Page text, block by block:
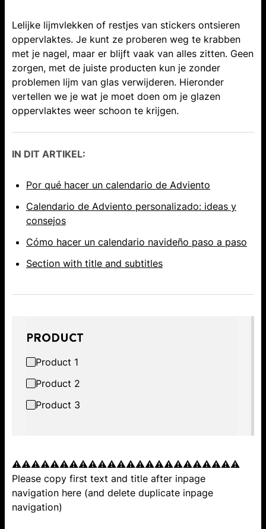
Lelijke lijmvlekken of restjes van stickers ontsieren
oppervlaktes. Je kunt ze proberen weg te krabben
met je nagel, maar er blijft vaak van alles zitten. Geen
zorgen, met de juiste producten kun je zonder
problemen lijm van glas verwijderen. Hieronder
vertellen we je wat je moet doen om je glazen
oppervlaktes weer schoon te krijgen.
IN DIT ARTIKEL:
Por qué hacer un calendario de Adviento
Calendario de Adviento personalizado: ideas y
consejos
Cómo hacer un calendario navideño paso a paso
Section with title and subtitles
⚠️⚠️⚠️⚠️⚠️⚠️⚠️⚠️⚠️⚠️⚠️⚠️⚠️⚠️⚠️⚠️⚠️⚠️⚠️⚠️⚠️⚠️⚠️⚠️
Please copy first text and title after inpage
navigation here (and delete duplicate inpage
navigation)
PRODUCT
Product 1
Product 2
Product 3